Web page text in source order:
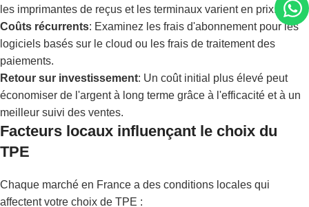
les imprimantes de reçus et les terminaux varient en prix.
Coûts récurrents: Examinez les frais d'abonnement pour les
logiciels basés sur le cloud ou les frais de traitement des
paiements.
Retour sur investissement: Un coût initial plus élevé peut
économiser de l'argent à long terme grâce à l'efficacité et à un
meilleur suivi des ventes.
Facteurs locaux influençant le choix du
TPE
Chaque marché en France a des conditions locales qui
affectent votre choix de TPE :